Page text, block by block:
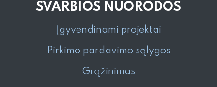
SVARBIOS NUORODOS
Įgyvendinami projektai
Pirkimo pardavimo sąlygos
Grąžinimas